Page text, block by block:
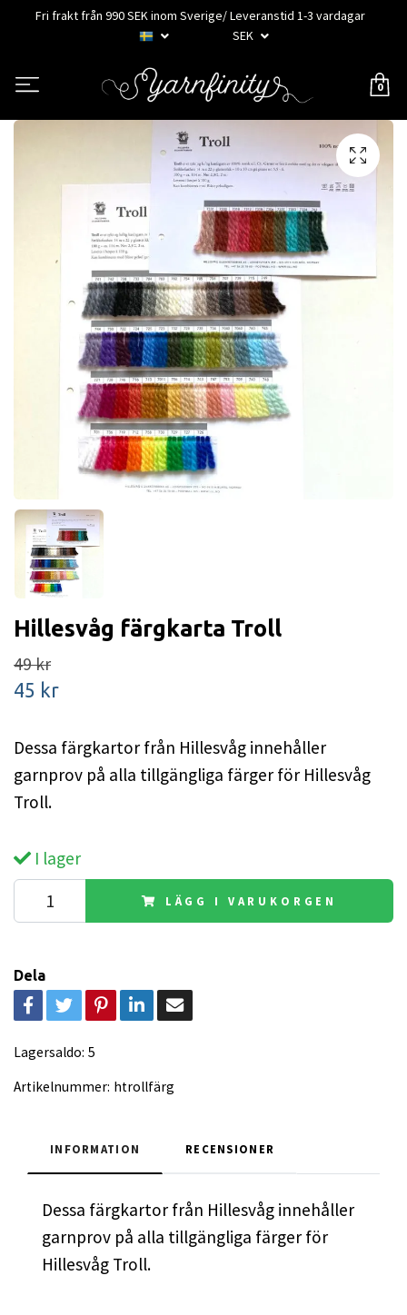
Fri frakt från 990 SEK inom Sverige/ Leveranstid 1-3 vardagar
SEK
0
Hillesvåg färgkarta Troll
49 kr
45 kr
Dessa färgkartor från Hillesvåg innehåller
garnprov på alla tillgängliga färger för Hillesvåg
Troll.
I lager
LÄGG I VARUKORGEN
Dela
Lagersaldo: 5
Artikelnummer: htrollfärg
INFORMATION RECENSIONER
Dessa färgkartor från Hillesvåg innehåller
garnprov på alla tillgängliga färger för
Hillesvåg Troll.